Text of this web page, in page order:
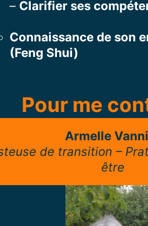
– Clarifier ses
Connaissance de son
(Feng Shui)
Pour me
Armelle
de transition –
être